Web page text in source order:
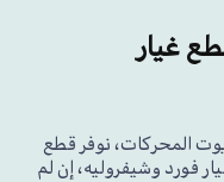
غيار
المحركات، نوفر قطع
فورد وشيفروليه، إن لم